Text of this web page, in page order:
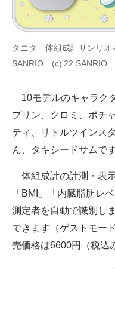
タニタ「体組成計サンリ
SANRIO (c)'22
10モデルのキャラク
プリン、クロミ、ポチ
ティ、リトルツインス
ん、タキシードサムです
体組成計の計測・表
「BMI」「内臓脂肪レ
測定者を自動で識別し
できます（ゲストモー
売価格は6600円（税込